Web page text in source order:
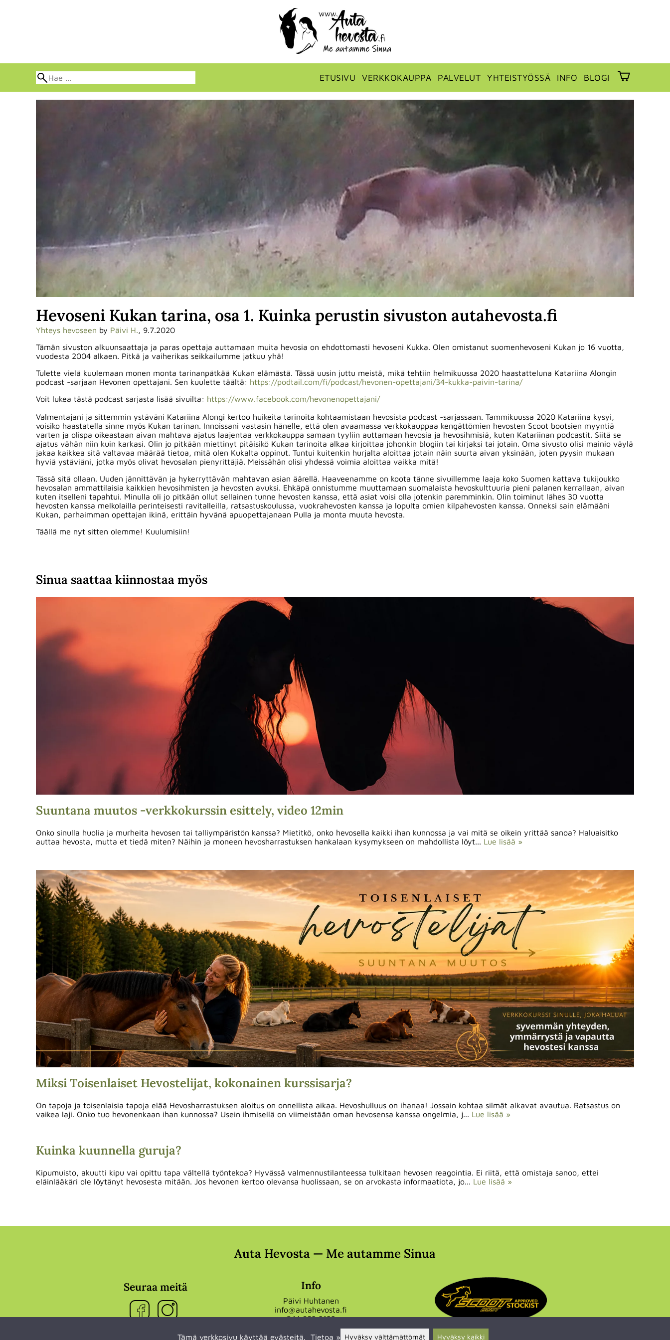
ETUSIVU VERKKOKAUPPA PALVELUT YHTEISTYÖSSÄ INFO BLOGI
Hevoseni Kukan tarina, osa 1. Kuinka perustin sivuston autahevosta.fi
Yhteys hevoseen by Päivi H., 9.7.2020
Tämän sivuston alkuunsaattaja ja paras opettaja auttamaan muita hevosia on ehdottomasti hevoseni Kukka. Olen omistanut suomenhevoseni Kukan jo 16 vuotta,
vuodesta 2004 alkaen. Pitkä ja vaiherikas seikkailumme jatkuu yhä!
Tulette vielä kuulemaan monen monta tarinanpätkää Kukan elämästä. Tässä uusin juttu meistä, mikä tehtiin helmikuussa 2020 haastatteluna Katariina Alongin
podcast -sarjaan Hevonen opettajani. Sen kuulette täältä: https://podtail.com/fi/podcast/hevonen-opettajani/34-kukka-paivin-tarina/
Voit lukea tästä podcast sarjasta lisää sivuilta: https://www.facebook.com/hevonenopettajani/
Valmentajani ja sittemmin ystäväni Katariina Alongi kertoo huikeita tarinoita kohtaamistaan hevosista podcast -sarjassaan. Tammikuussa 2020 Katariina kysyi,
voisiko haastatella sinne myös Kukan tarinan. Innoissani vastasin hänelle, että olen avaamassa verkkokauppaa kengättömien hevosten Scoot bootsien myyntiä
varten ja olispa oikeastaan aivan mahtava ajatus laajentaa verkkokauppa samaan tyyliin auttamaan hevosia ja hevosihmisiä, kuten Katariinan podcastit. Siitä se
ajatus vähän niin kuin karkasi. Olin jo pitkään miettinyt pitäisikö Kukan tarinoita alkaa kirjoittaa johonkin blogiin tai kirjaksi tai jotain. Oma sivusto olisi mainio väylä
jakaa kaikkea sitä valtavaa määrää tietoa, mitä olen Kukalta oppinut. Tuntui kuitenkin hurjalta aloittaa jotain näin suurta aivan yksinään, joten pyysin mukaan
hyviä ystäviäni, jotka myös olivat hevosalan pienyrittäjiä. Meissähän olisi yhdessä voimia aloittaa vaikka mitä!
Tässä sitä ollaan. Uuden jännittävän ja hykerryttävän mahtavan asian äärellä. Haaveenamme on koota tänne sivuillemme laaja koko Suomen kattava tukijoukko
hevosalan ammattilaisia kaikkien hevosihmisten ja hevosten avuksi. Ehkäpä onnistumme muuttamaan suomalaista hevoskulttuuria pieni palanen kerrallaan, aivan
kuten itselleni tapahtui. Minulla oli jo pitkään ollut sellainen tunne hevosten kanssa, että asiat voisi olla jotenkin paremminkin. Olin toiminut lähes 30 vuotta
hevosten kanssa melkolailla perinteisesti ravitalleilla, ratsastuskoulussa, vuokrahevosten kanssa ja lopulta omien kilpahevosten kanssa. Onneksi sain elämääni
Kukan, parhaimman opettajan ikinä, erittäin hyvänä apuopettajanaan Pulla ja monta muuta hevosta.
Täällä me nyt sitten olemme! Kuulumisiin!
Sinua saattaa kiinnostaa myös
Suuntana muutos -verkkokurssin esittely, video 12min
Onko sinulla huolia ja murheita hevosen tai talliympäristön kanssa? Mietitkö, onko hevosella kaikki ihan kunnossa ja vai mitä se oikein yrittää sanoa? Haluaisitko
auttaa hevosta, mutta et tiedä miten? Näihin ja moneen hevosharrastuksen hankalaan kysymykseen on mahdollista löyt... Lue lisää »
Miksi Toisenlaiset Hevostelijat, kokonainen kurssisarja?
On tapoja ja toisenlaisia tapoja elää Hevosharrastuksen aloitus on onnellista aikaa. Hevoshulluus on ihanaa! Jossain kohtaa silmät alkavat avautua. Ratsastus on
vaikea laji. Onko tuo hevonenkaan ihan kunnossa? Usein ihmisellä on viimeistään oman hevosensa kanssa ongelmia, j... Lue lisää »
Kuinka kuunnella guruja?
Kipumuisto, akuutti kipu vai opittu tapa vältellä työntekoa? Hyvässä valmennustilanteessa tulkitaan hevosen reagointia. Ei riitä, että omistaja sanoo, ettei
eläinlääkäri ole löytänyt hevosesta mitään. Jos hevonen kertoo olevansa huolissaan, se on arvokasta informaatiota, jo... Lue lisää »
Auta Hevosta — Me autamme Sinua
Seuraa meitä Info
Päivi Huhtanen
info@autahevosta.fi
044 983 3133
Tämä verkkosivu käyttää evästeitä. Tietoa » Hyväksy välttämättömät Hyväksy kaikki